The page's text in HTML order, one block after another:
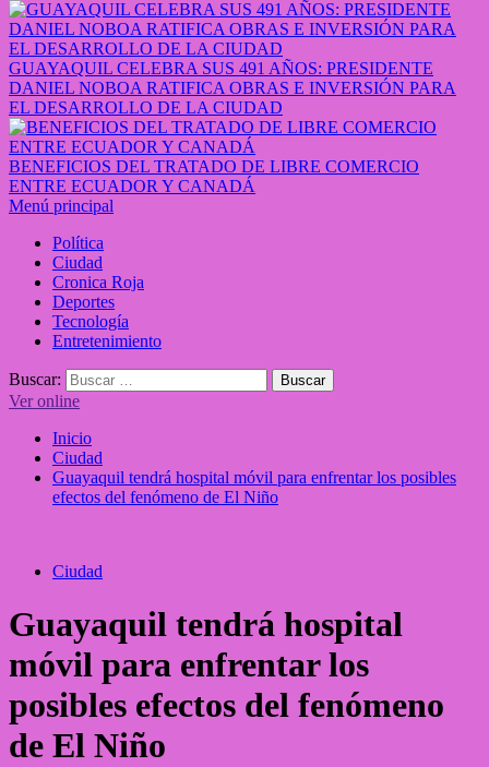
GUAYAQUIL CELEBRA SUS 491 AÑOS: PRESIDENTE
DANIEL NOBOA RATIFICA OBRAS E INVERSIÓN PARA
EL DESARROLLO DE LA CIUDAD
BENEFICIOS DEL TRATADO DE LIBRE COMERCIO
ENTRE ECUADOR Y CANADÁ
Menú principal
Política
Ciudad
Cronica Roja
Deportes
Tecnología
Entretenimiento
Buscar:
Ver online
Inicio
Ciudad
Guayaquil tendrá hospital móvil para enfrentar los posibles
efectos del fenómeno de El Niño
Ciudad
Guayaquil tendrá hospital
móvil para enfrentar los
posibles efectos del fenómeno
de El Niño